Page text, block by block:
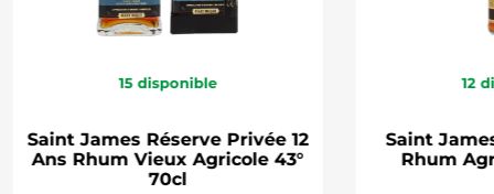
15 disponible
Saint James Réserve Privée 12
Ans Rhum Vieux Agricole 43°
70cl
12
Saint
Rhum